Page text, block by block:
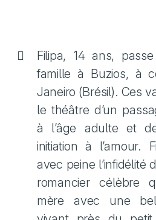
Filipa, 14 ans,
famille à Buzios, à
Janeiro (Brésil). Ces
le théâtre d’un
à l’âge adulte et
initiation à l’amour.
avec peine l’infidélité
romancier célèbre
mère avec une